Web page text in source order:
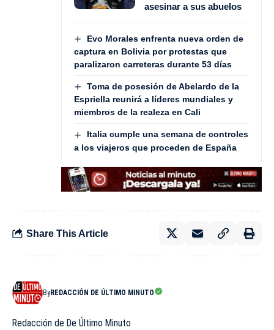
asesinar a sus abuelos
Evo Morales enfrenta nueva orden de
captura en Bolivia por protestas que
paralizaron carreteras durante 53 días
Toma de posesión de Abelardo de la
Espriella reunirá a líderes mundiales y
miembros de la realeza en Cali
Italia cumple una semana de controles
a los viajeros que proceden de España
Share This Article
ByREDACCIÓN DE ÚLTIMO MINUTO
Redacción de De Último Minuto